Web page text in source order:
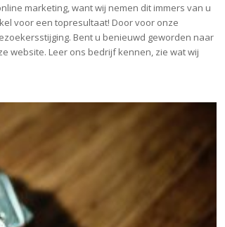
marketing, want wij nemen dit immers van u
voor een topresultaat! Door voor onze
Bent u benieuwd geworden naar
website. Leer ons bedrijf kennen, zie wat wij